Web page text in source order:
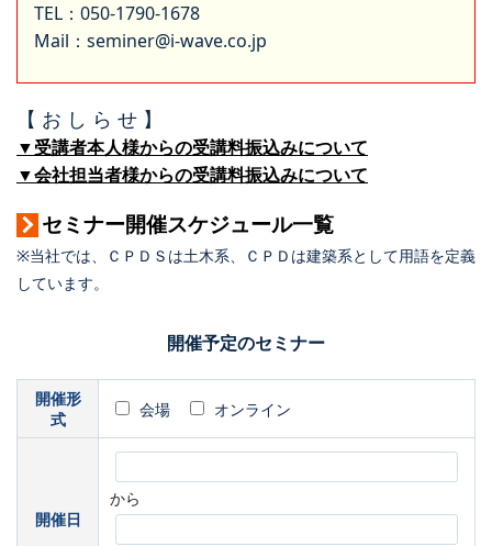
TEL：050-1790-1678
Mail：seminer@i-wave.co.jp
【 お し ら せ 】
▼受講者本人様からの受講料振込みについて
▼会社担当者様からの受講料振込みについて
セミナー開催スケジュール一覧
※当社では、ＣＰＤＳは土木系、ＣＰＤは建築系として用語を定義
しています。
開催予定のセミナー
開催形
式
会場 オンライン
開催日
から